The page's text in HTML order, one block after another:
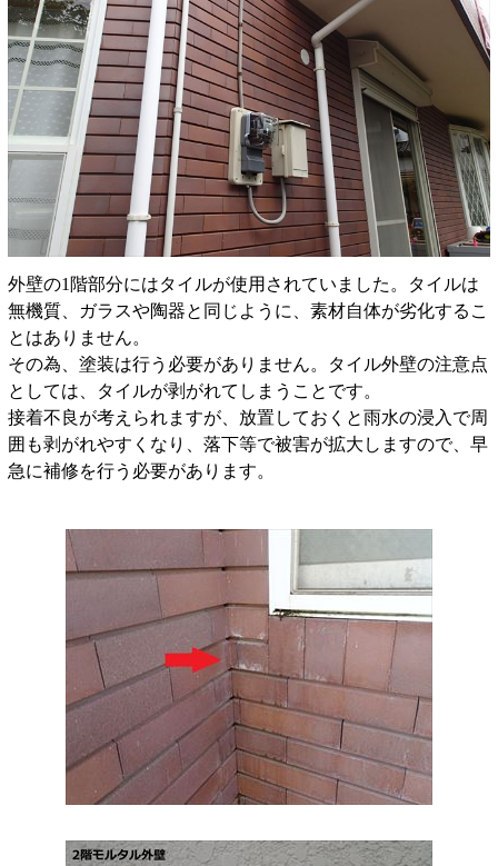
外壁の1階部分にはタイルが使用されていました。タイルは
無機質、ガラスや陶器と同じように、素材自体が劣化するこ
とはありません。
その為、塗装は行う必要がありません。タイル外壁の注意点
としては、タイルが剥がれてしまうことです。
接着不良が考えられますが、放置しておくと雨水の浸入で周
囲も剥がれやすくなり、落下等で被害が拡大しますので、早
急に補修を行う必要があります。